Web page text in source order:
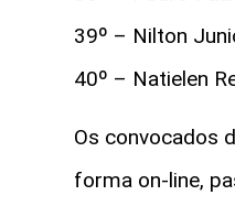
39º – Nilton
40º – Natielen
Os convocados
forma on-line,